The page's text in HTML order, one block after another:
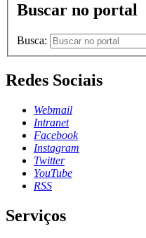
Buscar no portal
Busca:
Redes Sociais
Webmail
Intranet
Facebook
Instagram
Twitter
YouTube
RSS
Serviços